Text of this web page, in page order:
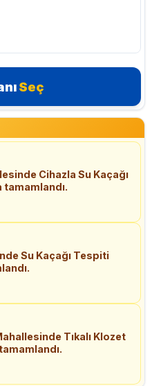
Seç
Cihazla Su Kaçağı
tamamlandı.
Su Kaçağı Tespiti
Tıkalı Klozet